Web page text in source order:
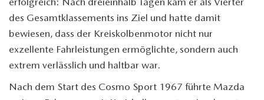
des Gesamtklassements ins Ziel und hatte damit
bewiesen, dass der Kreiskolbenmotor nicht nur
exzellente Fahrleistungen ermöglichte, sondern auch
extrem verlässlich und haltbar war.
Nach dem Start des Cosmo Sport 1967 führte Mazda